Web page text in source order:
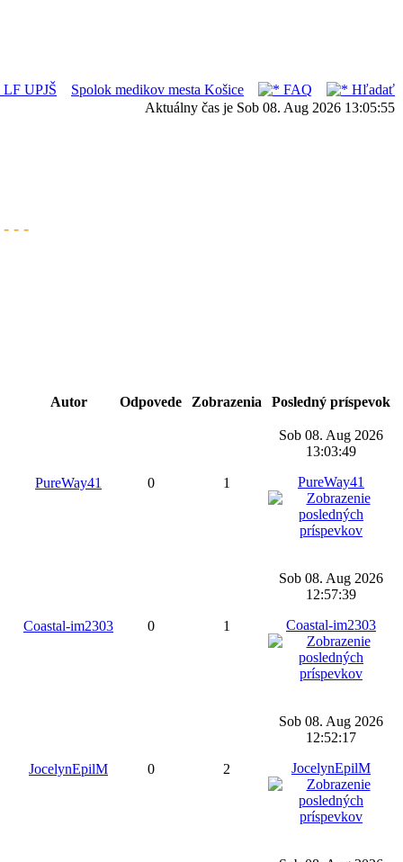
LF UPJŠ Spolok medikov mesta Košice FAQ
Hľadať
Aktuálny čas je Sob 08. Aug 2026 13:05:55
- -
Autor Odpovede Zobrazenia Posledný príspevok
PureWay41 0 1
Sob 08. Aug 2026
13:03:49
PureWay41
Coastal-im2303 0 1
Sob 08. Aug 2026
12:57:39
Coastal-im2303
JocelynEpilM 0 2
Sob 08. Aug 2026
12:52:17
JocelynEpilM